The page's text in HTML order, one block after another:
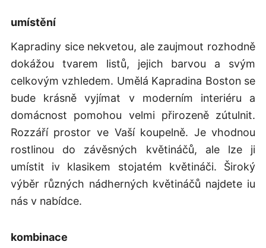
umístění
Kapradiny sice nekvetou, ale zaujmout rozhodně
dokážou tvarem listů, jejich barvou a svým
celkovým vzhledem. Umělá Kapradina Boston se
bude krásně vyjímat v moderním interiéru a
domácnost pomohou velmi přirozeně zútulnit.
Rozzáří prostor ve Vaší koupelně. Je vhodnou
rostlinou do závěsných květináčů, ale lze ji
umístit iv klasikem stojatém květináči. Široký
výběr různých nádherných květináčů najdete iu
nás v nabídce.
kombinace